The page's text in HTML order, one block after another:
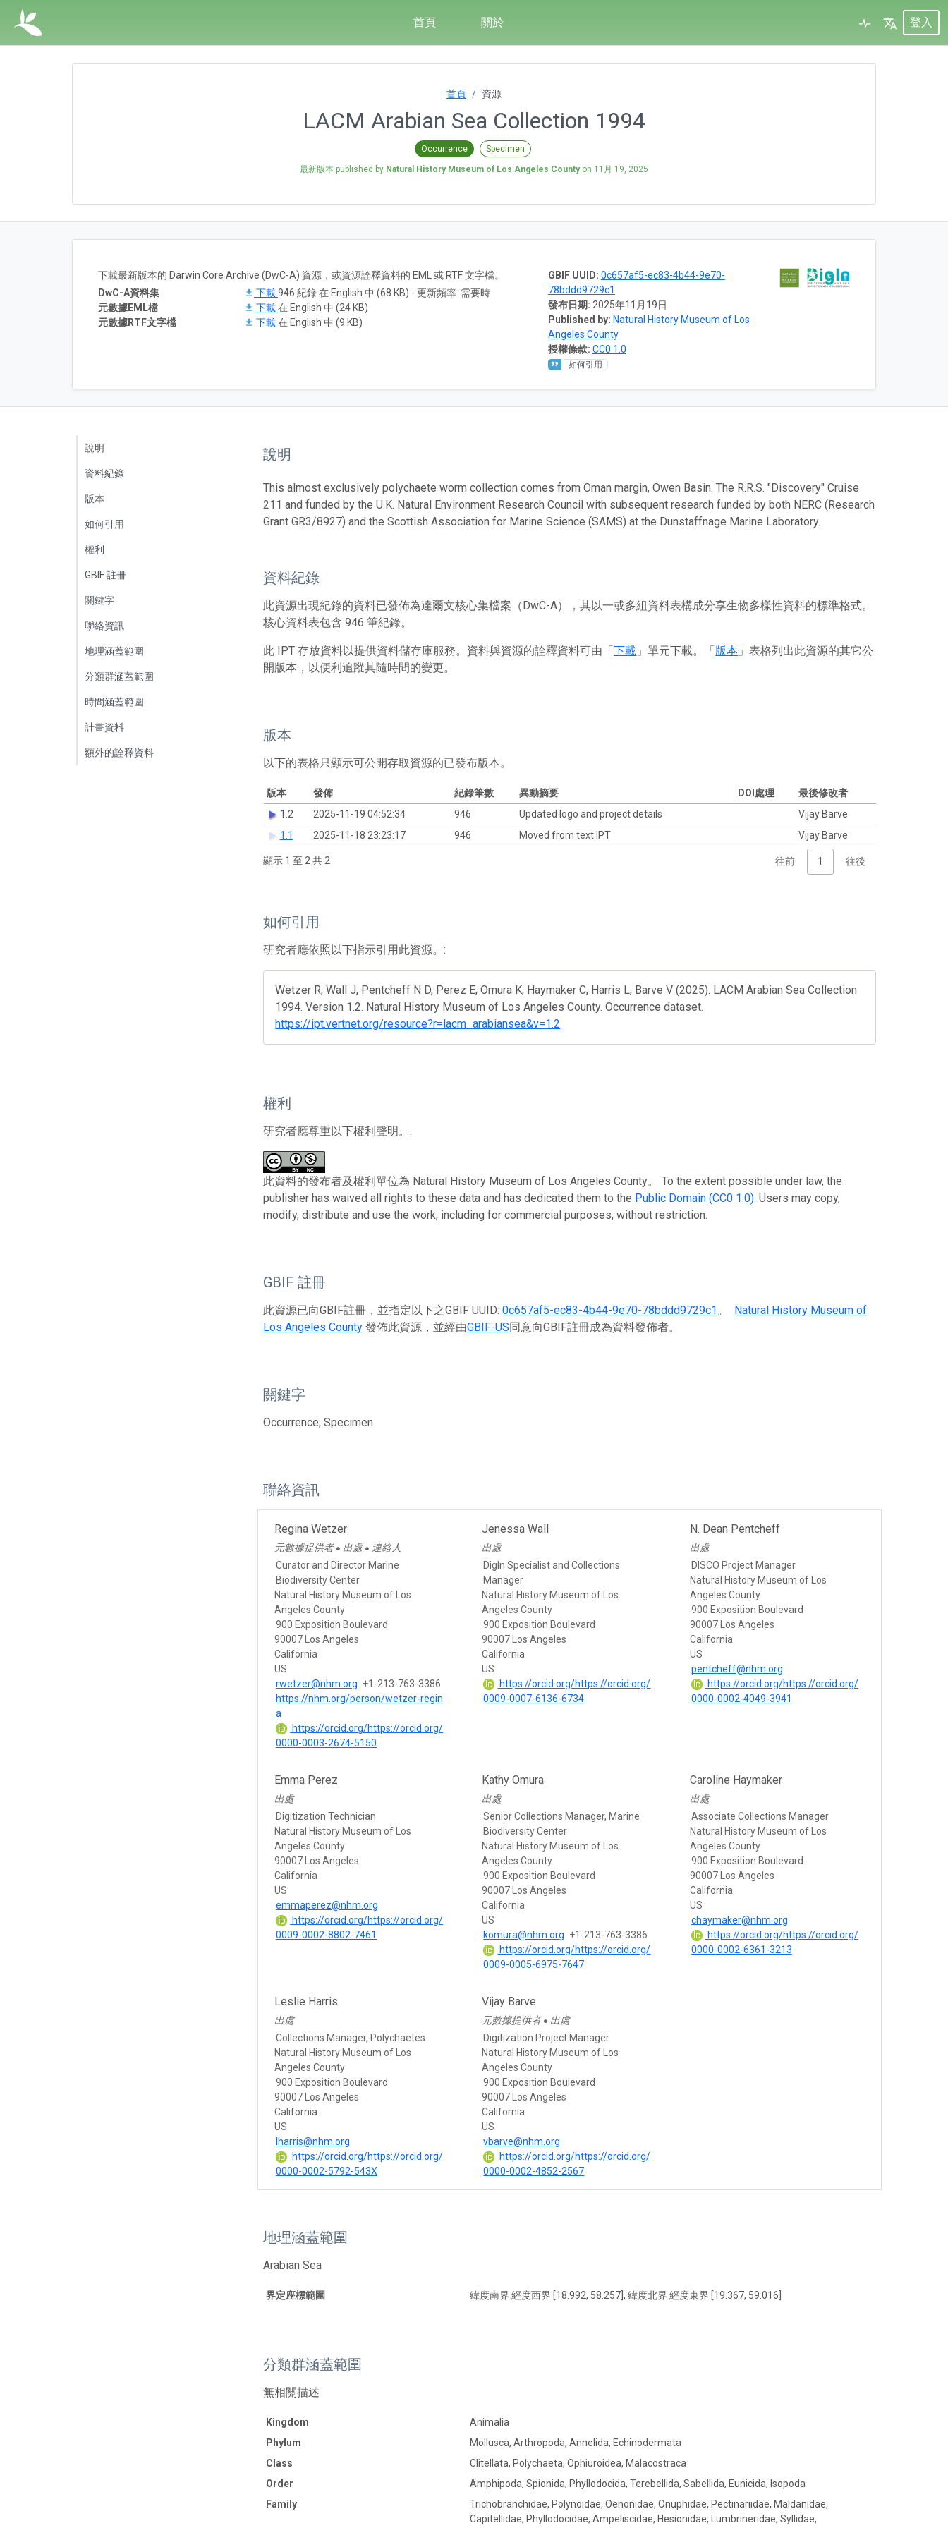
首頁 關於 登入
首頁 資源
LACM Arabian Sea Collection 1994
Occurrence Specimen
最新版本 published by Natural History Museum of Los Angeles Countyon 11月 19, 2025
GBIF UUID: 0c657af5-ec83-4b44-9e70-
78bddd9729c1
發布日期: 2025年11月19日
Published by: Natural History Museum of Los
Angeles County
授權條款: CC0 1.0
如何引用
下載最新版本的 Darwin Core Archive (DwC-A) 資源，或資源詮釋資料的 EML 或 RTF 文字檔。
DwC-A資料集
下載946 紀錄 在 English 中 (68 KB) - 更新頻率: 需要時
元數據EML檔
下載在 English 中 (24 KB)
元數據RTF文字檔
下載在 English 中 (9 KB)
說明
資料紀錄
版本
如何引用
權利
GBIF 註冊
關鍵字
聯絡資訊
地理涵蓋範圍
分類群涵蓋範圍
時間涵蓋範圍
計畫資料
額外的詮釋資料
說明
This almost exclusively polychaete worm collection comes from Oman margin, Owen Basin. The R.R.S. "Discovery" Cruise
211 and funded by the U.K. Natural Environment Research Council with subsequent research funded by both NERC (Research
Grant GR3/8927) and the Scottish Association for Marine Science (SAMS) at the Dunstaffnage Marine Laboratory.
資料紀錄
此資源出現紀錄的資料已發佈為達爾文核心集檔案（DwC-A），其以一或多組資料表構成分享生物多樣性資料的標準格式。
核心資料表包含 946 筆紀錄。
此 IPT 存放資料以提供資料儲存庫服務。資料與資源的詮釋資料可由「下載 」單元下載。「版本 」表格列出此資源的其它公
開版本，以便利追蹤其隨時間的變更。
版本
以下的表格只顯示可公開存取資源的已發布版本。
版本 發佈 紀錄筆數 異動摘要 DOI處理
最後修改者
1.2
2025-11-19 04:52:34 946 Updated logo and project details
Vijay Barve
1.1
2025-11-18 23:23:17 946 Moved from text IPT Vijay Barve
顯示 1 至 2 共 2 往前 1 往後
如何引用
研究者應依照以下指示引用此資源。:
Wetzer R, Wall J, Pentcheff N D, Perez E, Omura K, Haymaker C, Harris L, Barve V (2025). LACM Arabian Sea Collection
1994. Version 1.2. Natural History Museum of Los Angeles County. Occurrence dataset.
https://ipt.vertnet.org/resource?r=lacm_arabiansea&v=1.2
權利
研究者應尊重以下權利聲明。:
此資料的發布者及權利單位為 Natural History Museum of Los Angeles County。 To the extent possible under law, the
publisher has waived all rights to these data and has dedicated them to the Public Domain (CC0 1.0). Users may copy,
modify, distribute and use the work, including for commercial purposes, without restriction.
GBIF 註冊
此資源已向GBIF註冊，並指定以下之GBIF UUID:0c657af5-ec83-4b44-9e70-78bddd9729c1 。
Natural History Museum of
Los Angeles County 發佈此資源，並經由GBIF-US同意向GBIF註冊成為資料發佈者。
關鍵字
Occurrence; Specimen
聯絡資訊
Regina Wetzer
元數據提供者 ● 出處 ● 連絡人
Curator and Director Marine
Biodiversity Center
Natural History Museum of Los
Angeles County
900 Exposition Boulevard
90007 Los Angeles
California
US
rwetzer@nhm.org +1-213-763-3386
https://nhm.org/person/wetzer-regin
a
https://orcid.org/https://orcid.org/
0000-0003-2674-5150
Jenessa Wall
出處
DigIn Specialist and Collections
Manager
Natural History Museum of Los
Angeles County
900 Exposition Boulevard
90007 Los Angeles
California
US
https://orcid.org/https://orcid.org/
0009-0007-6136-6734
N. Dean Pentcheff
出處
DISCO Project Manager
Natural History Museum of Los
Angeles County
900 Exposition Boulevard
90007 Los Angeles
California
US
pentcheff@nhm.org
https://orcid.org/https://orcid.org/
0000-0002-4049-3941
Emma Perez
出處
Digitization Technician
Natural History Museum of Los
Angeles County
90007 Los Angeles
California
US
emmaperez@nhm.org
https://orcid.org/https://orcid.org/
0009-0002-8802-7461
Kathy Omura
出處
Senior Collections Manager, Marine
Biodiversity Center
Natural History Museum of Los
Angeles County
900 Exposition Boulevard
90007 Los Angeles
California
US
komura@nhm.org +1-213-763-3386
https://orcid.org/https://orcid.org/
0009-0005-6975-7647
Caroline Haymaker
出處
Associate Collections Manager
Natural History Museum of Los
Angeles County
900 Exposition Boulevard
90007 Los Angeles
California
US
chaymaker@nhm.org
https://orcid.org/https://orcid.org/
0000-0002-6361-3213
Leslie Harris
出處
Collections Manager, Polychaetes
Natural History Museum of Los
Angeles County
900 Exposition Boulevard
90007 Los Angeles
California
US
lharris@nhm.org
https://orcid.org/https://orcid.org/
0000-0002-5792-543X
Vijay Barve
元數據提供者 ● 出處
Digitization Project Manager
Natural History Museum of Los
Angeles County
900 Exposition Boulevard
90007 Los Angeles
California
US
vbarve@nhm.org
https://orcid.org/https://orcid.org/
0000-0002-4852-2567
地理涵蓋範圍
Arabian Sea
界定座標範圍 緯度南界 經度西界 [18.992, 58.257], 緯度北界 經度東界 [19.367, 59.016]
分類群涵蓋範圍
無相關描述
Kingdom
Animalia
Phylum
Mollusca, Arthropoda, Annelida, Echinodermata
Class
Clitellata, Polychaeta, Ophiuroidea, Malacostraca
Order
Amphipoda, Spionida, Phyllodocida, Terebellida, Sabellida, Eunicida, Isopoda
Family
Trichobranchidae, Polynoidae, Oenonidae, Onuphidae, Pectinariidae, Maldanidae,
Capitellidae, Phyllodocidae, Ampeliscidae, Hesionidae, Lumbrineridae, Syllidae,